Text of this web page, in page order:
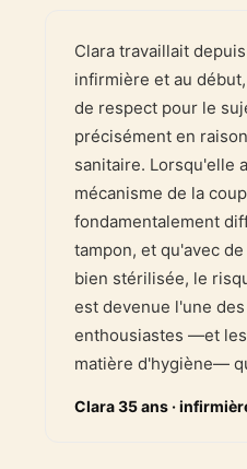
Clara travaillait
infirmière et au
de respect pour le
précisément en
sanitaire. Lorsqu'elle
mécanisme de la
fondamentalement
tampon, et qu'avec
bien stérilisée, le
est devenue l'une
enthousiastes —et
matière d'hygiène—
Clara 35 ans ·